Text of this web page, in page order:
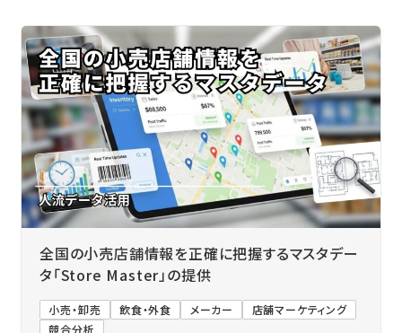
全国の小売店舗情報を正確に把握するマスタデー
タ「Store Master」の提供
小売・卸売 飲食・外食 メーカー
店舗マーケティング
競合分析